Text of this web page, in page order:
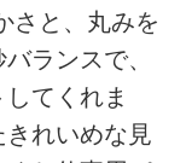
さと、丸みを
ランスで、
てくれま
れいめな見